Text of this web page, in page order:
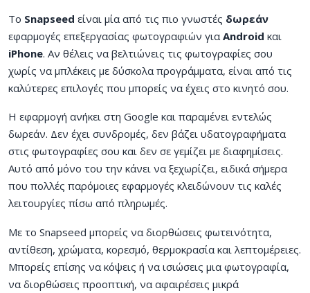
Το Snapseed είναι μία από τις πιο γνωστές δωρεάν
εφαρμογές επεξεργασίας φωτογραφιών για Android και
iPhone. Αν θέλεις να βελτιώνεις τις φωτογραφίες σου
χωρίς να μπλέκεις με δύσκολα προγράμματα, είναι από τις
καλύτερες επιλογές που μπορείς να έχεις στο κινητό σου.
Η εφαρμογή ανήκει στη Google και παραμένει εντελώς
δωρεάν. Δεν έχει συνδρομές, δεν βάζει υδατογραφήματα
στις φωτογραφίες σου και δεν σε γεμίζει με διαφημίσεις.
Αυτό από μόνο του την κάνει να ξεχωρίζει, ειδικά σήμερα
που πολλές παρόμοιες εφαρμογές κλειδώνουν τις καλές
λειτουργίες πίσω από πληρωμές.
Με το Snapseed μπορείς να διορθώσεις φωτεινότητα,
αντίθεση, χρώματα, κορεσμό, θερμοκρασία και λεπτομέρειες.
Μπορείς επίσης να κόψεις ή να ισιώσεις μια φωτογραφία,
να διορθώσεις προοπτική, να αφαιρέσεις μικρά